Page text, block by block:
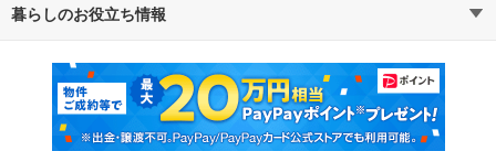
不動産・住宅
新築マンション 中古マンション
新築一戸建て 中古一戸建て
暮らしのお役立ち情報
マンションカタログ 教えて！住まいの先生